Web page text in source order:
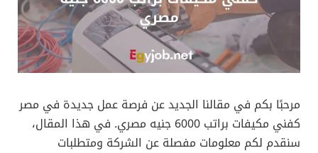
مرحبًا بكم في مقالنا الجديد عن فرصة عمل جديدة في مصر
كفني مكيفات براتب 6000 جنيه مصري. في هذا المقال،
سنقدم لكم معلومات مفصلة عن الشركة ومتطلبات